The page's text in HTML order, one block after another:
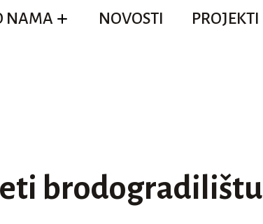
NAMA NOVOSTI PROJEKTI
brodogradilištu